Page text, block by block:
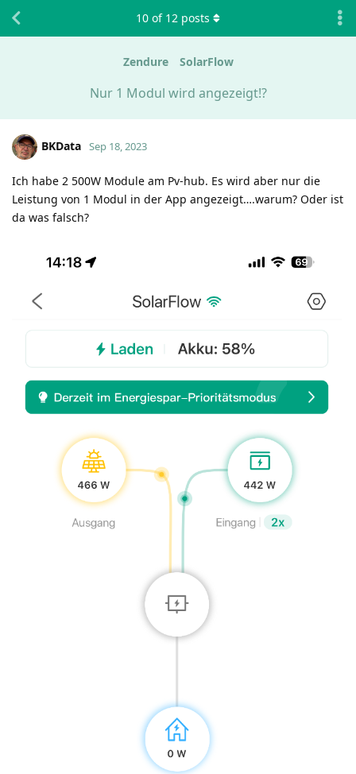
Zendure SolarFlow
Nur 1 Modul wird angezeigt!?
10 of 12 posts
BKData Sep 18, 2023
Ich habe 2 500W Module am Pv-hub. Es wird aber nur die
Leistung von 1 Modul in der App angezeigt….warum? Oder ist
da was falsch?